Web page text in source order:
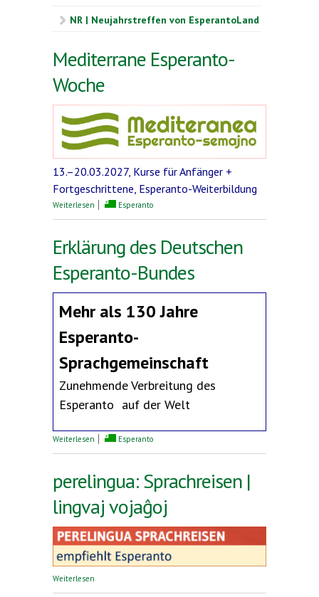
NR | Neujahrstreffen von EsperantoLand
Mediterrane Esperanto-
Woche
13.–20.03.2027, Kurse für Anfänger +
Fortgeschrittene, Esperanto-Weiterbildung
Weiterlesen über Mediterrane Esperanto-Woche
Esperanto
Erklärung des Deutschen
Esperanto-Bundes
Mehr als 130 Jahre
Esperanto-
Sprachgemeinschaft
Zunehmende Verbreitung des
Esperanto auf der Welt
Weiterlesen über Erklärung des Deutschen Esperanto-Bundes
Esperanto
perelingua: Sprachreisen |
lingvaj vojaĝoj
Weiterlesen